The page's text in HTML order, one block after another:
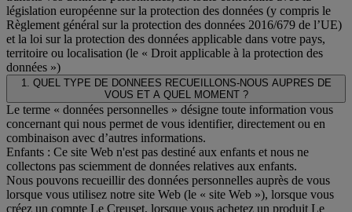
législation européenne sur la protection des données (y compris le
Règlement général sur la protection des données 2016/679 de l’UE)
et la loi sur la protection des données applicable dans votre pays,
territoire ou localisation (le « Droit applicable à la protection des
données »)
1. QUEL TYPE DE DONNEES RECUEILLONS-NOUS AUPRES DE
VOUS ET A QUEL MOMENT ?
Le terme « données personnelles » désigne toute information vous
concernant qui nous permet de vous identifier, directement ou en
combinaison avec d’autres informations.
Enfants : Ce site Web n'est pas destiné aux enfants et nous ne
collectons pas sciemment de données relatives aux enfants.
Nous pouvons recueillir des données personnelles auprès de vous
lorsque vous utilisez notre site Web (le « site Web »), lorsque vous
créez un compte Le Creuset, lorsque vous achetez un produit Le